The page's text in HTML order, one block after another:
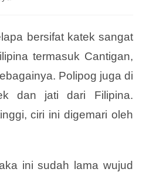
bersifat katek sangat
termasuk Cantigan,
Polipog juga di
dan jati dari Filipina.
ciri ini digemari oleh
ini sudah lama wujud